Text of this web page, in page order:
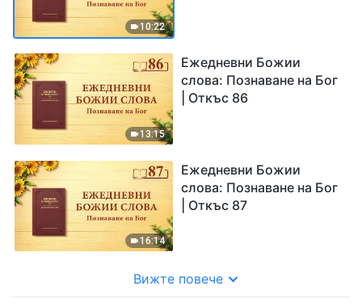
10:22
13:15
Ежедневни Божии
слова: Познаване на Бог
| Откъс 86
16:14
Ежедневни Божии
слова: Познаване на Бог
| Откъс 87
Вижте повече